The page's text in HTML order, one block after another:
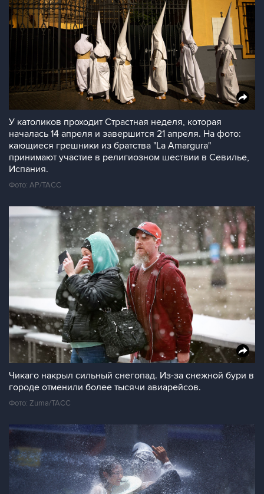
У католиков проходит Страстная неделя, которая
началась 14 апреля и завершится 21 апреля. На фото:
кающиеся грешники из братства "La Amargura"
принимают участие в религиозном шествии в Севилье,
Испания.
Фото: AP/ТАСС
Чикаго накрыл сильный снегопад. Из-за снежной бури в
городе отменили более тысячи авиарейсов.
Фото: Zuma/ТАСС